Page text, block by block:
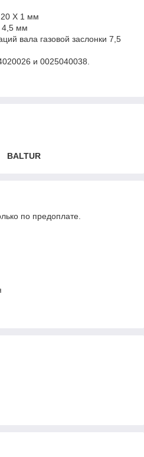
X 1 мм
4,5 мм
вала газовой заслонки 7,5
и 0025040038.
BALTUR
по предоплате.